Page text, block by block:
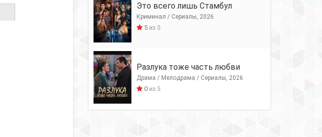
Это всего лишь Стамбул
Криминал / Сериалы, 2026
5из 5
Разлука тоже часть любви
Драма / Мелодрама / Сериалы, 2026
0из 5